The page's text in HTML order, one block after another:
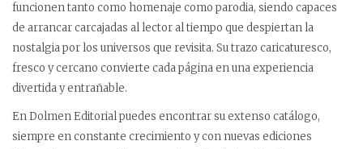
funcionen tanto como homenaje como parodia, siendo capaces
de arrancar carcajadas al lector al tiempo que despiertan la
nostalgia por los universos que revisita. Su trazo caricaturesco,
fresco y cercano convierte cada página en una experiencia
divertida y entrañable.
En Dolmen Editorial puedes encontrar su extenso catálogo,
siempre en constante crecimiento y con nuevas ediciones